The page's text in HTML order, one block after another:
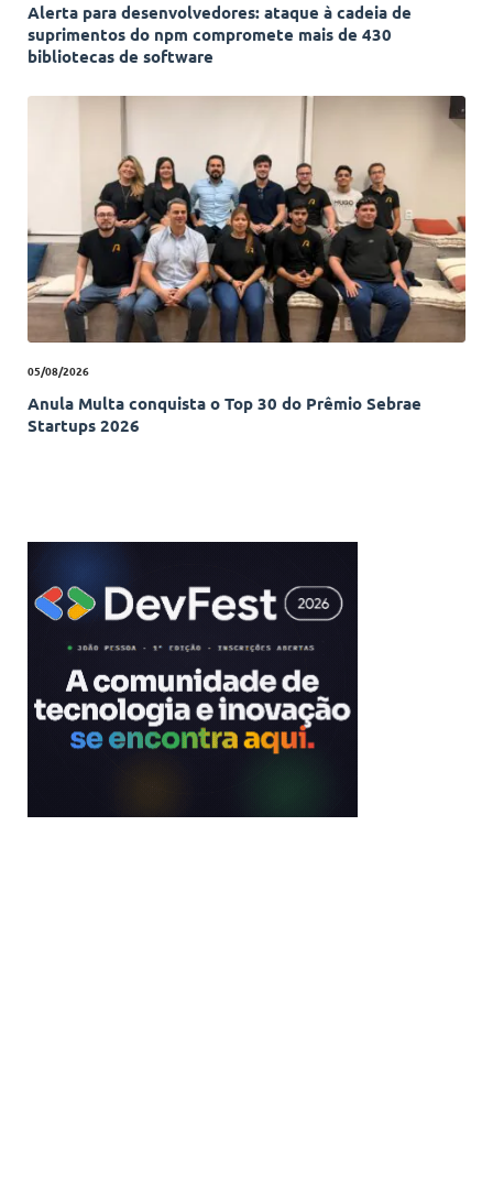
Alerta para desenvolvedores: ataque à cadeia de
suprimentos do npm compromete mais de 430
bibliotecas de software
05/08/2026
Anula Multa conquista o Top 30 do Prêmio Sebrae
Startups 2026